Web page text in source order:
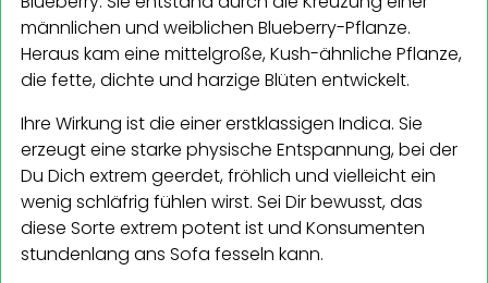
männlichen und weiblichen Blueberry-Pflanze.
Heraus kam eine mittelgroße, Kush-ähnliche Pflanze,
die fette, dichte und harzige Blüten entwickelt.
Ihre Wirkung ist die einer erstklassigen Indica. Sie
erzeugt eine starke physische Entspannung, bei der
Du Dich extrem geerdet, fröhlich und vielleicht ein
wenig schläfrig fühlen wirst. Sei Dir bewusst, das
diese Sorte extrem potent ist und Konsumenten
stundenlang ans Sofa fesseln kann.